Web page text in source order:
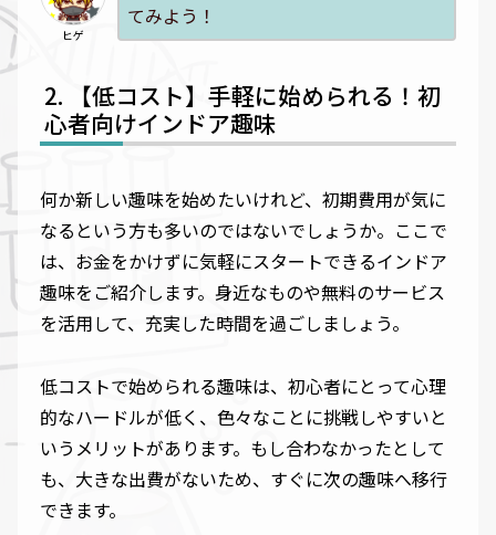
ヒゲ
てみよう！
【低コスト】手軽に始められる！初
心者向けインドア趣味
何か新しい趣味を始めたいけれど、初期費用が気に
なるという方も多いのではないでしょうか。ここで
は、お金をかけずに気軽にスタートできるインドア
趣味をご紹介します。身近なものや無料のサービス
を活用して、充実した時間を過ごしましょう。
低コストで始められる趣味は、初心者にとって心理
的なハードルが低く、色々なことに挑戦しやすいと
いうメリットがあります。もし合わなかったとして
も、大きな出費がないため、すぐに次の趣味へ移行
できます。